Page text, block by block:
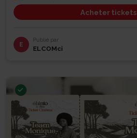
Acheter tickets
E
Publié par
ELCOMci